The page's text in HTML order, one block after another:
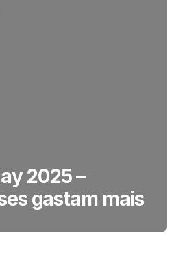
2025 –
gastam mais